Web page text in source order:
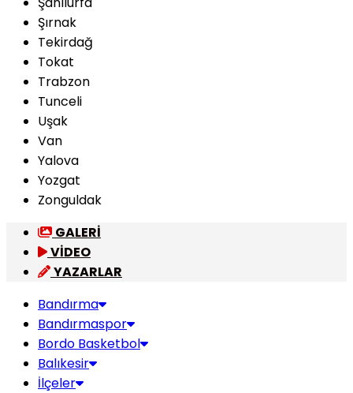
Şırnak
Tekirdağ
Tokat
Trabzon
Tunceli
Uşak
Van
Yalova
Yozgat
Zonguldak
GALERİ
VİDEO
YAZARLAR
Bandırma
Bandırmaspor
Bordo Basketbol
Balıkesir
İlçeler